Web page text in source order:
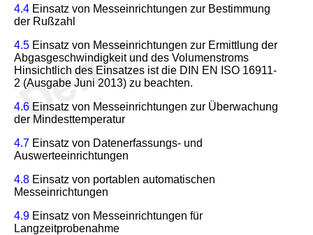
4.4 Einsatz von Messeinrichtungen zur Bestimmung
der Rußzahl
4.5 Einsatz von Messeinrichtungen zur Ermittlung der
Abgasgeschwindigkeit und des Volumenstroms
Hinsichtlich des Einsatzes ist die DIN EN ISO 16911-
2 (Ausgabe Juni 2013) zu beachten.
4.6 Einsatz von Messeinrichtungen zur Überwachung
der Mindesttemperatur
4.7 Einsatz von Datenerfassungs- und
Auswerteeinrichtungen
4.8 Einsatz von portablen automatischen
Messeinrichtungen
4.9 Einsatz von Messeinrichtungen für
Langzeitprobenahme